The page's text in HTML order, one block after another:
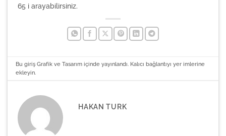
65 i arayabilirsiniz.
Bu girişGrafik ve Tasarım içinde yayınlandı. Kalıcı bağlantıyı yer imlerine
ekleyin.
HAKAN TURK